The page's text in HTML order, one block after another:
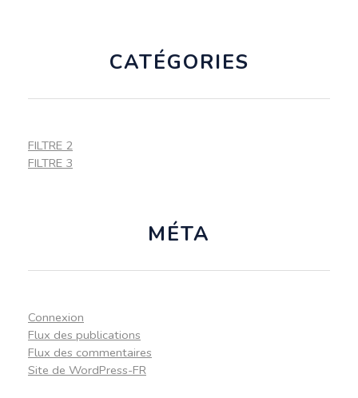
CATÉGORIES
FILTRE 2
FILTRE 3
MÉTA
Connexion
Flux des publications
Flux des commentaires
Site de WordPress-FR